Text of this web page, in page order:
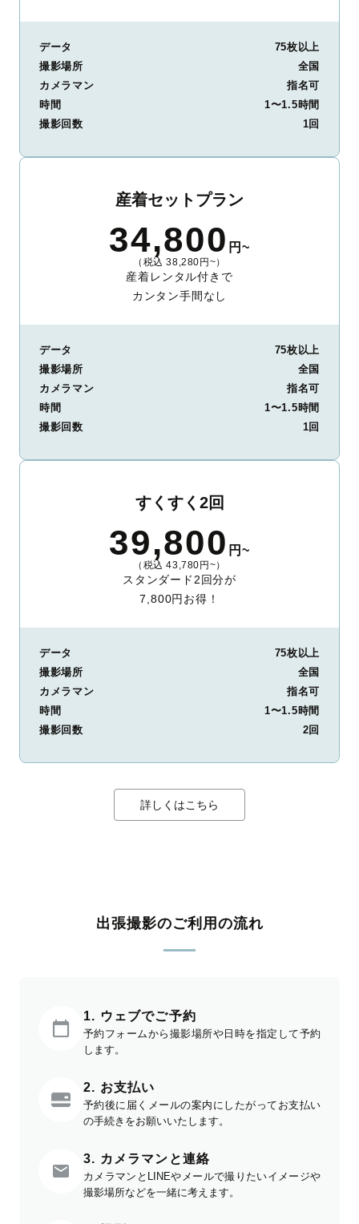
データ
75枚以上
撮影場所
全国
カメラマン
指名可
時間
1〜1.5時間
撮影回数
1回
産着セットプラン
34,800 円~
（税込 38,280円~）
産着レンタル付きで
カンタン手間なし
データ
75枚以上
撮影場所
全国
カメラマン
指名可
時間
1〜1.5時間
撮影回数
1回
すくすく2回
39,800 円~
（税込 43,780円~）
スタンダード2回分が
7,800円お得！
データ
75枚以上
撮影場所
全国
カメラマン
指名可
時間
1〜1.5時間
撮影回数
2回
詳しくはこちら
出張撮影のご利用の流れ
1. ウェブでご予約
予約フォームから撮影場所や日時を指定して予約
します。
2. お支払い
予約後に届くメールの案内にしたがってお支払い
の手続きをお願いいたします。
3. カメラマンと連絡
カメラマンとLINEやメールで撮りたいイメージや
撮影場所などを一緒に考えます。